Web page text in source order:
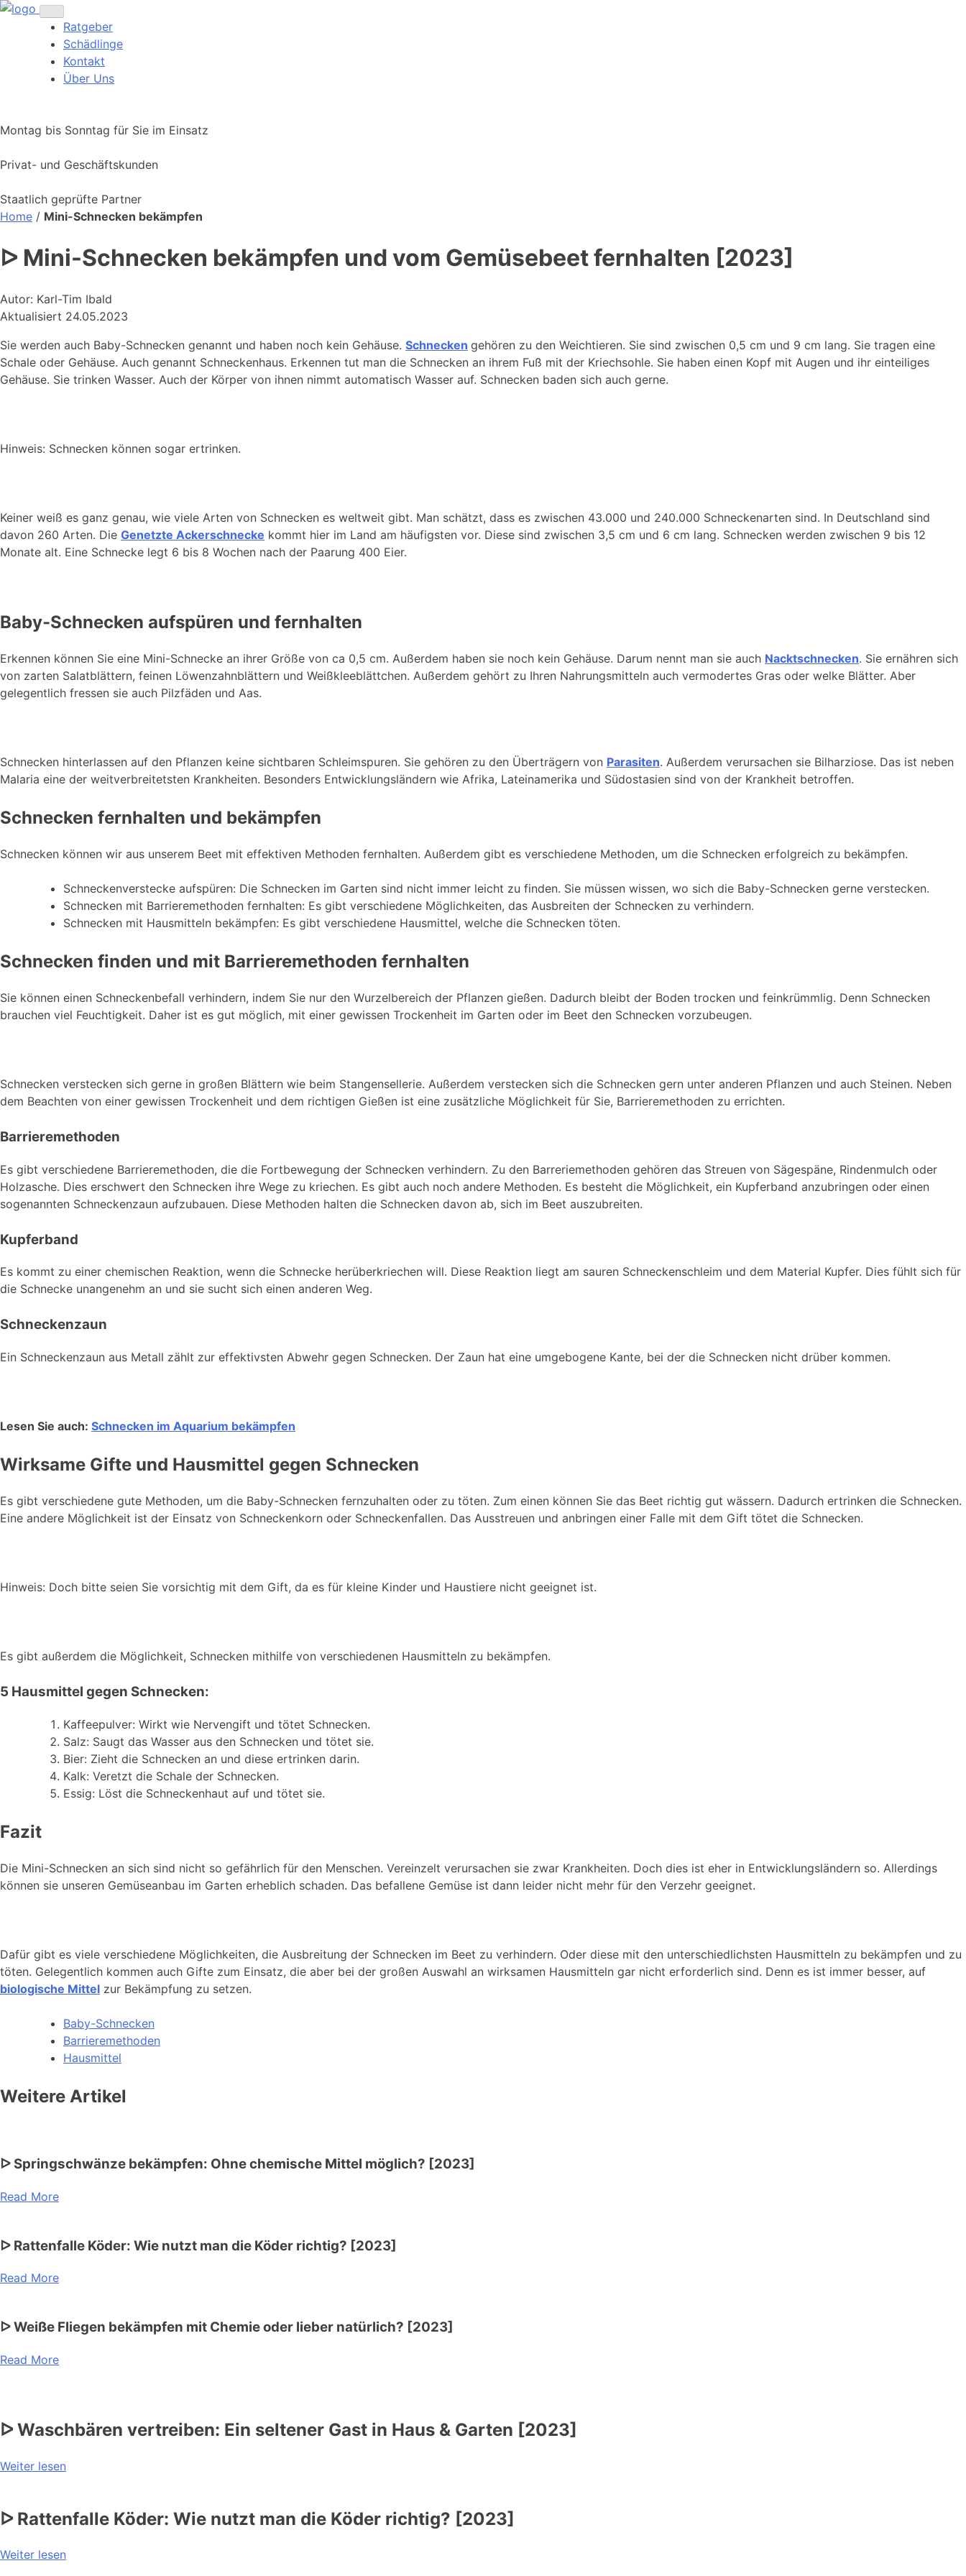
Ratgeber
Schädlinge
Kontakt
Über Uns
Montag bis Sonntag für Sie im Einsatz
Privat- und Geschäftskunden
Staatlich geprüfte Partner
Home / Mini-Schnecken bekämpfen
ᐅ Mini-Schnecken bekämpfen und vom Gemüsebeet fernhalten [2023]
Autor: Karl-Tim Ibald
Aktualisiert 24.05.2023
Sie werden auch Baby-Schnecken genannt und haben noch kein Gehäuse. Schnecken gehören zu den Weichtieren. Sie sind zwischen 0,5 cm und 9 cm lang. Sie tragen eine
Schale oder Gehäuse. Auch genannt Schneckenhaus. Erkennen tut man die Schnecken an ihrem Fuß mit der Kriechsohle. Sie haben einen Kopf mit Augen und ihr einteiliges
Gehäuse. Sie trinken Wasser. Auch der Körper von ihnen nimmt automatisch Wasser auf. Schnecken baden sich auch gerne.
Hinweis: Schnecken können sogar ertrinken.
Keiner weiß es ganz genau, wie viele Arten von Schnecken es weltweit gibt. Man schätzt, dass es zwischen 43.000 und 240.000 Schneckenarten sind. In Deutschland sind
davon 260 Arten. Die Genetzte Ackerschnecke kommt hier im Land am häufigsten vor. Diese sind zwischen 3,5 cm und 6 cm lang. Schnecken werden zwischen 9 bis 12
Monate alt. Eine Schnecke legt 6 bis 8 Wochen nach der Paarung 400 Eier.
Baby-Schnecken aufspüren und fernhalten
Erkennen können Sie eine Mini-Schnecke an ihrer Größe von ca 0,5 cm. Außerdem haben sie noch kein Gehäuse. Darum nennt man sie auch Nacktschnecken. Sie ernähren sich
von zarten Salatblättern, feinen Löwenzahnblättern und Weißkleeblättchen. Außerdem gehört zu Ihren Nahrungsmitteln auch vermodertes Gras oder welke Blätter. Aber
gelegentlich fressen sie auch Pilzfäden und Aas.
Schnecken hinterlassen auf den Pflanzen keine sichtbaren Schleimspuren. Sie gehören zu den Überträgern von Parasiten. Außerdem verursachen sie Bilharziose. Das ist neben
Malaria eine der weitverbreitetsten Krankheiten. Besonders Entwicklungsländern wie Afrika, Lateinamerika und Südostasien sind von der Krankheit betroffen.
Schnecken fernhalten und bekämpfen
Schnecken können wir aus unserem Beet mit effektiven Methoden fernhalten. Außerdem gibt es verschiedene Methoden, um die Schnecken erfolgreich zu bekämpfen.
Schneckenverstecke aufspüren: Die Schnecken im Garten sind nicht immer leicht zu finden. Sie müssen wissen, wo sich die Baby-Schnecken gerne verstecken.
Schnecken mit Barrieremethoden fernhalten: Es gibt verschiedene Möglichkeiten, das Ausbreiten der Schnecken zu verhindern.
Schnecken mit Hausmitteln bekämpfen: Es gibt verschiedene Hausmittel, welche die Schnecken töten.
Schnecken finden und mit Barrieremethoden fernhalten
Sie können einen Schneckenbefall verhindern, indem Sie nur den Wurzelbereich der Pflanzen gießen. Dadurch bleibt der Boden trocken und feinkrümmlig. Denn Schnecken
brauchen viel Feuchtigkeit. Daher ist es gut möglich, mit einer gewissen Trockenheit im Garten oder im Beet den Schnecken vorzubeugen.
Schnecken verstecken sich gerne in großen Blättern wie beim Stangensellerie. Außerdem verstecken sich die Schnecken gern unter anderen Pflanzen und auch Steinen. Neben
dem Beachten von einer gewissen Trockenheit und dem richtigen Gießen ist eine zusätzliche Möglichkeit für Sie, Barrieremethoden zu errichten.
Barrieremethoden
Es gibt verschiedene Barrieremethoden, die die Fortbewegung der Schnecken verhindern. Zu den Barreriemethoden gehören das Streuen von Sägespäne, Rindenmulch oder
Holzasche. Dies erschwert den Schnecken ihre Wege zu kriechen. Es gibt auch noch andere Methoden. Es besteht die Möglichkeit, ein Kupferband anzubringen oder einen
sogenannten Schneckenzaun aufzubauen. Diese Methoden halten die Schnecken davon ab, sich im Beet auszubreiten.
Kupferband
Es kommt zu einer chemischen Reaktion, wenn die Schnecke herüberkriechen will. Diese Reaktion liegt am sauren Schneckenschleim und dem Material Kupfer. Dies fühlt sich für
die Schnecke unangenehm an und sie sucht sich einen anderen Weg.
Schneckenzaun
Ein Schneckenzaun aus Metall zählt zur effektivsten Abwehr gegen Schnecken. Der Zaun hat eine umgebogene Kante, bei der die Schnecken nicht drüber kommen.
Lesen Sie auch: Schnecken im Aquarium bekämpfen
Wirksame Gifte und Hausmittel gegen Schnecken
Es gibt verschiedene gute Methoden, um die Baby-Schnecken fernzuhalten oder zu töten. Zum einen können Sie das Beet richtig gut wässern. Dadurch ertrinken die Schnecken.
Eine andere Möglichkeit ist der Einsatz von Schneckenkorn oder Schneckenfallen. Das Ausstreuen und anbringen einer Falle mit dem Gift tötet die Schnecken.
Hinweis: Doch bitte seien Sie vorsichtig mit dem Gift, da es für kleine Kinder und Haustiere nicht geeignet ist.
Es gibt außerdem die Möglichkeit, Schnecken mithilfe von verschiedenen Hausmitteln zu bekämpfen.
5 Hausmittel gegen Schnecken:
Kaffeepulver: Wirkt wie Nervengift und tötet Schnecken.
Salz: Saugt das Wasser aus den Schnecken und tötet sie.
Bier: Zieht die Schnecken an und diese ertrinken darin.
Kalk: Veretzt die Schale der Schnecken.
Essig: Löst die Schneckenhaut auf und tötet sie.
Fazit
Die Mini-Schnecken an sich sind nicht so gefährlich für den Menschen. Vereinzelt verursachen sie zwar Krankheiten. Doch dies ist eher in Entwicklungsländern so. Allerdings
können sie unseren Gemüseanbau im Garten erheblich schaden. Das befallene Gemüse ist dann leider nicht mehr für den Verzehr geeignet.
Dafür gibt es viele verschiedene Möglichkeiten, die Ausbreitung der Schnecken im Beet zu verhindern. Oder diese mit den unterschiedlichsten Hausmitteln zu bekämpfen und zu
töten. Gelegentlich kommen auch Gifte zum Einsatz, die aber bei der großen Auswahl an wirksamen Hausmitteln gar nicht erforderlich sind. Denn es ist immer besser, auf
biologische Mittel zur Bekämpfung zu setzen.
Baby-Schnecken
Barrieremethoden
Hausmittel
Weitere Artikel
ᐅ Springschwänze bekämpfen: Ohne chemische Mittel möglich? [2023]
Read More
ᐅ Rattenfalle Köder: Wie nutzt man die Köder richtig? [2023]
Read More
ᐅ Weiße Fliegen bekämpfen mit Chemie oder lieber natürlich? [2023]
Read More
ᐅ Waschbären vertreiben: Ein seltener Gast in Haus & Garten [2023]
Weiter lesen
ᐅ Rattenfalle Köder: Wie nutzt man die Köder richtig? [2023]
Weiter lesen